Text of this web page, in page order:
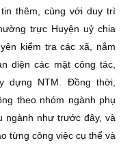
thêm, cùng với duy trì
trực Huyện uỷ chia
kiểm tra các xã, nắm
diện các mặt công tác,
dựng NTM. Đồng thời,
theo nhóm ngành phụ
ngành như trước đây, và
từng công việc cụ thể và